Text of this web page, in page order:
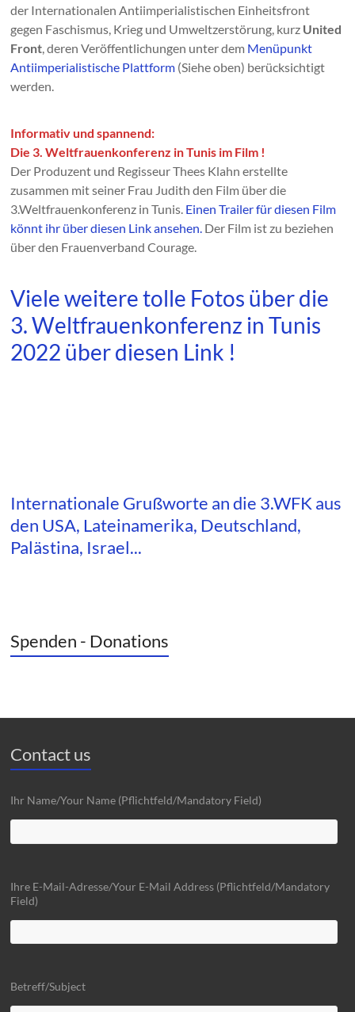
der Internationalen Antiimperialistischen Einheitsfront
gegen Faschismus, Krieg und Umweltzerstörung, kurz United
Front, deren Veröffentlichungen unter dem Menüpunkt
Antiimperialistische Plattform (Siehe oben) berücksichtigt
werden.
Informativ und spannend:
Die 3. Weltfrauenkonferenz in Tunis im Film !
Der Produzent und Regisseur Thees Klahn erstellte
zusammen mit seiner Frau Judith den Film über die
3.Weltfrauenkonferenz in Tunis. Einen Trailer für diesen Film
könnt ihr über diesen Link ansehen. Der Film ist zu beziehen
über den Frauenverband Courage.
Viele weitere tolle Fotos über die
3. Weltfrauenkonferenz in Tunis
2022 über diesen Link !
Internationale Grußworte an die 3.WFK aus
den USA, Lateinamerika, Deutschland,
Palästina, Israel...
Spenden - Donations
Contact us
Ihr Name/Your Name (Pflichtfeld/Mandatory Field)
Ihre E-Mail-Adresse/Your E-Mail Address (Pflichtfeld/Mandatory
Field)
Betreff/Subject